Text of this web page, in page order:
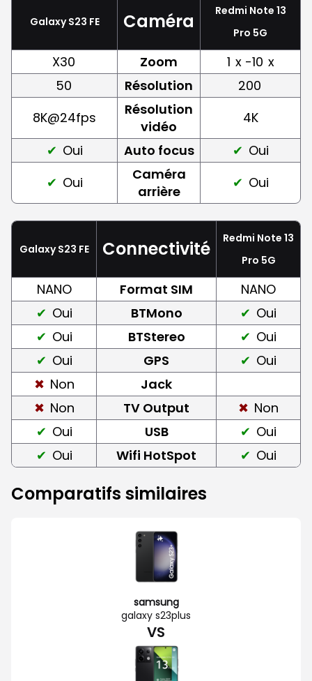
Galaxy S23 FE Caméra
Redmi Note 13
Pro 5G
X30 Zoom 1 x -10 x
50
Résolution
200
8K@24fps
Résolution
vidéo
4K
Oui
Auto focus
Oui
Oui
Caméra
arrière
Oui
Galaxy S23 FE Connectivité
Redmi Note 13
Pro 5G
NANO Format SIM
NANO
Oui
BTMono
Oui
Oui
BTStereo
Oui
Oui
GPS
Oui
Non
Jack
Non
TV Output
Non
Oui
USB
Oui
Oui
Wifi HotSpot Oui
Comparatifs similaires
samsung
galaxy s23plus
VS